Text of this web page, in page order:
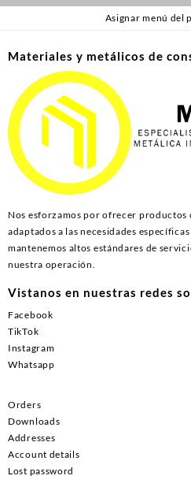
Asignar menú del
Materiales y metálicos de
Nos esforzamos por ofrecer productos
adaptados a las necesidades
mantenemos altos estándares de
nuestra operación.
Vistanos en nuestras redes
Facebook
TikTok
Instagram
Whatsapp
Orders
Downloads
Addresses
Account details
Lost password